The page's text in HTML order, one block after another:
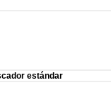
estándar